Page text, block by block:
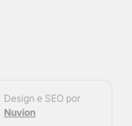
Design e SEO por
Nuvion